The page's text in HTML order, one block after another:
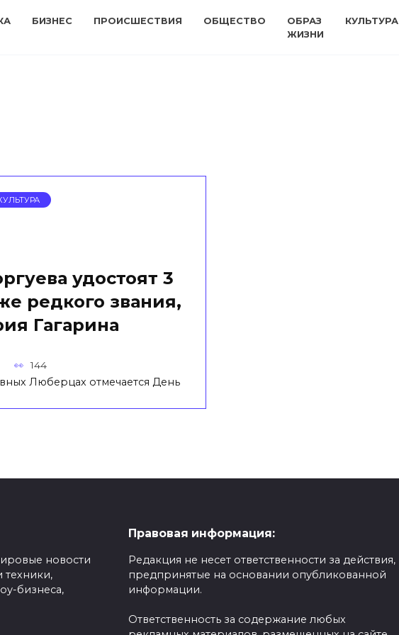
БИЗНЕС ПРОИСШЕСТВИЯ ОБЩЕСТВО
ОБРАЗ
ЖИЗНИ
КУЛЬТУРА
удостоят 3
редкого звания,
Гагарина
144
Люберцах отмечается День
новости
техники,
бизнеса,
Правовая информация:
Редакция не несет ответственности за действия,
предпринятые на основании опубликованной
информации.
Ответственность за содержание любых